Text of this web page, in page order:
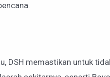
DSH memastikan untuk